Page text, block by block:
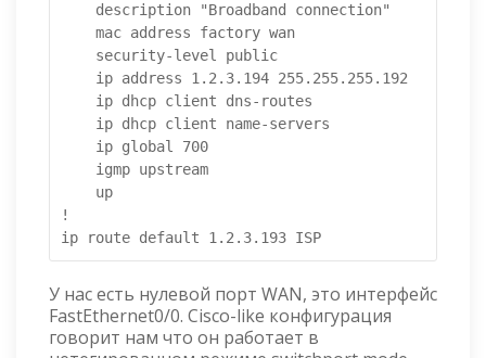
    description "Broadband connection"
    mac address factory wan
    security-level public
    ip address 1.2.3.194 255.255.255.192
    ip dhcp client dns-routes
    ip dhcp client name-servers
    ip global 700
    igmp upstream
    up
!
ip route default 1.2.3.193 ISP
У нас есть нулевой порт WAN, это интерфейс
FastEthernet0/0. Cisco-like конфигурация
говорит нам что он работает в